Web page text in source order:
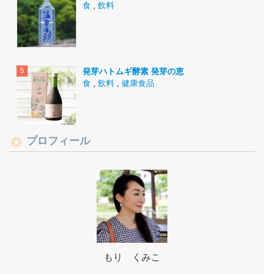
食
飲料
発芽ハトムギ酵素 発芽の恵
食
飲料 健康食品
プロフィール
もり くみこ